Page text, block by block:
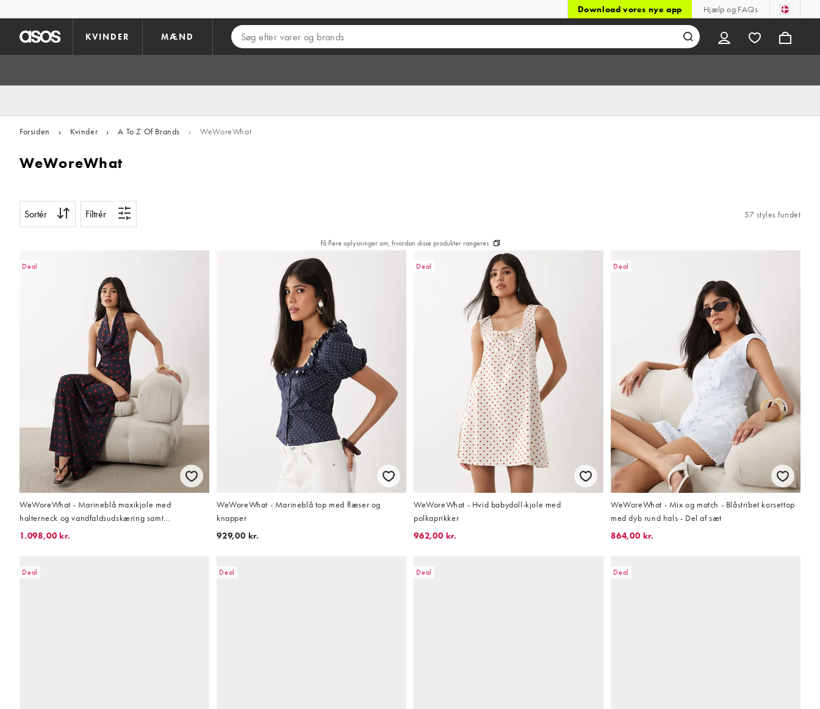
Download vores nye app Hjælp og FAQs
KVINDER MÆND
Forsiden › Kvinder › A To Z Of Brands › WeWoreWhat
WeWoreWhat
Sortér Filtrér 57 styles fundet
Få flere oplysninger om, hvordan disse produkter rangeres
Deal
WeWoreWhat - Marineblå maxikjole med
halterneck og vandfaldsudskæring samt
polkaprikker
1.098,00 kr.
WeWoreWhat - Marineblå top med flæser og
knapper
929,00 kr.
Deal
WeWoreWhat - Hvid babydoll-kjole med
polkaprikker
962,00 kr.
Deal
WeWoreWhat - Mix og match - Blåstribet korsettop
med dyb rund hals - Del af sæt
864,00 kr.
Deal Deal Deal Deal